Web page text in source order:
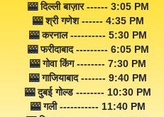
🎰 दिल्ली बाज़ार ------ 3:05 PM
🎰 श्री गणेश ------ 4:35 PM
🎰 करनाल ---------- 5:30 PM
🎰 फरीदाबाद --------- 6:05 PM
🎰 गोवा किंग -------- 7:30 PM
🎰 गाजियाबाद ------- 9:40 PM
🎰 दुबई गोल्ड -------- 10:30 PM
🎰 गली ----------- 11:40 PM